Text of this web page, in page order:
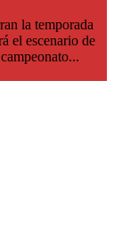
la temporada
el escenario de